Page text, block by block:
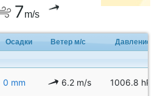
7m/s
Осадки Ветер м/с Давление
0 mm 6.2 m/s 1006.8 hPa